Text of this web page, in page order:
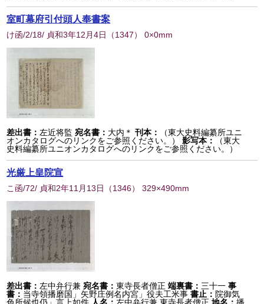
室町幕府引付頭人奉書案
け函/2/18/ 貞和3年12月4日 （1347） 0×0mm
差出書： 左近将監 宛名書： 大内＊ 刊本：
（東大史料編纂所ユニ
オンカタログへのリンクをご参照ください。）
影写本：
（東大
史料編纂所ユニオンカタログへのリンクをご参照ください。）
光厳上皇院宣
こ函/72/ 貞和2年11月13日 （1346） 329×490mm
差出書： 左中弁行兼 宛名書：東寺長者僧正 端裏書： 三十一 事
書： 当寺領播磨国」矢野庄例名内宮」役夫工米事 書止： 院御気